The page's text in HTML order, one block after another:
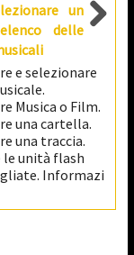
un
delle
e selezionare
Musica o Film.
una cartella.
una traccia.
unità flash
Informazi